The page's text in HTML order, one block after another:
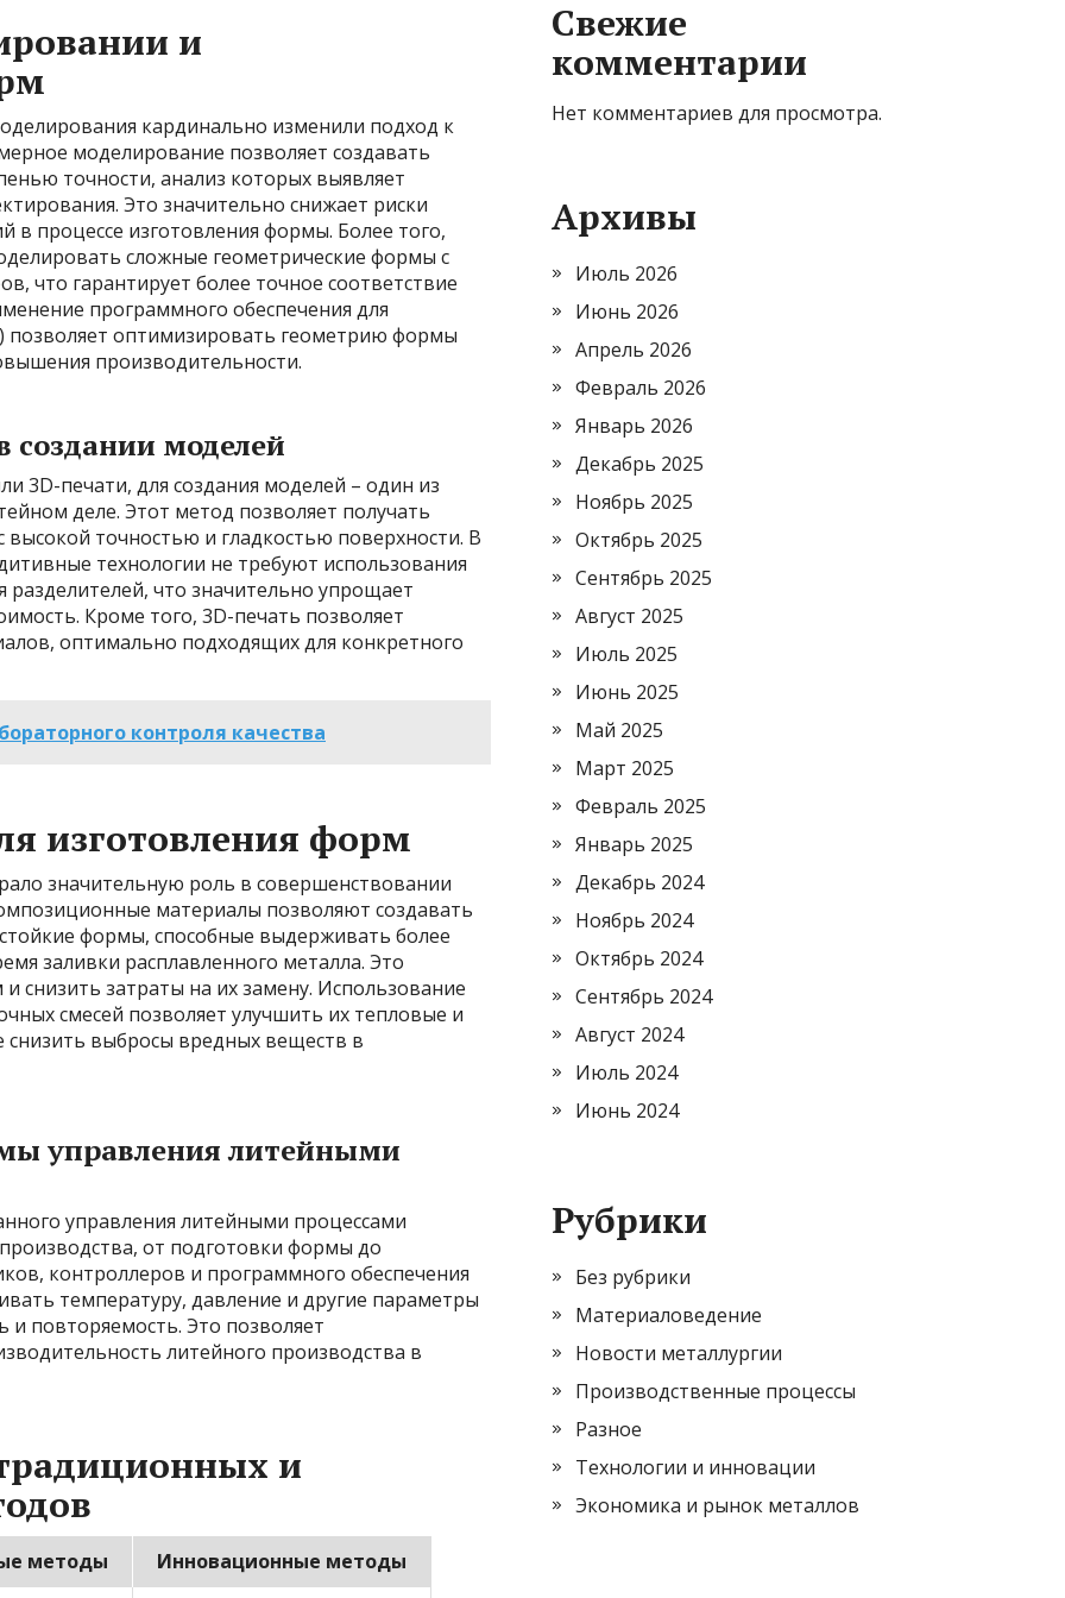
и
кардинально изменили подход к
моделирование позволяет создавать
точности, анализ которых выявляет
Это значительно снижает риски
в процессе изготовления формы. Более того,
сложные геометрические формы с
что гарантирует более точное соответствие
программного обеспечения для
оптимизировать геометрию формы
производительности.
создании моделей
3D-печати, для создания моделей – один из
деле. Этот метод позволяет получать
точностью и гладкостью поверхности. В
технологии не требуют использования
что значительно упрощает
Кроме того, 3D-печать позволяет
оптимально подходящих для конкретного
контроля качества
изготовления форм
значительную роль в совершенствовании
материалы позволяют создавать
формы, способные выдерживать более
заливки расплавленного металла. Это
снизить затраты на их замену. Использование
смесей позволяет улучшить их тепловые и
снизить выбросы вредных веществ в
управления литейными
управления литейными процессами
от подготовки формы до
контроллеров и программного обеспечения
температуру, давление и другие параметры
и повторяемость. Это позволяет
литейного производства в
и
методы
Инновационные методы
Свежие
комментарии
Нет комментариев для просмотра.
Архивы
Июль 2026
Июнь 2026
Апрель 2026
Февраль 2026
Январь 2026
Декабрь 2025
Ноябрь 2025
Октябрь 2025
Сентябрь 2025
Август 2025
Июль 2025
Июнь 2025
Май 2025
Март 2025
Февраль 2025
Январь 2025
Декабрь 2024
Ноябрь 2024
Октябрь 2024
Сентябрь 2024
Август 2024
Июль 2024
Июнь 2024
Рубрики
Без рубрики
Материаловедение
Новости металлургии
Производственные процессы
Разное
Технологии и инновации
Экономика и рынок металлов